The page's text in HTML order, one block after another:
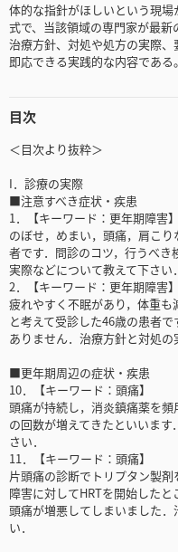
体的な指針がほしいという現
式で、当該領域の専門家が最新
治療方針、対処や処方の実際
即応できる実践的な内容である。
目次
＜目次より抜粋＞
I．診療の実際
■注意すべき症状・疾患
1．【キーワード：更年期障害】
のぼせ，めまい，頭痛，肩こ
者です．問診のコツ，行うべ
実際などについて教えて下さい．
2．【キーワード：更年期障害】
疲れやすく不眠があり，体重
と考えて受診した46歳の患者
ありません．治療方針と対処の
■更年期周辺の症状・疾患
10．【キーワード：頭痛】
頭痛が持続し，消炎鎮痛薬を
の回数が増えてきたといいま
さい．
11．【キーワード：頭痛】
片頭痛の診断でトリプタン製
障害に対してHRTを開始した
頭痛が増悪してしまいました
い．